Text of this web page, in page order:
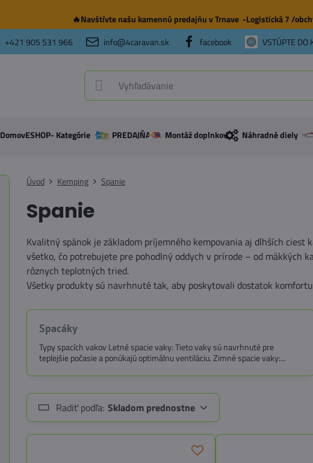
🔥Navštívte našu kamennú predajňuv Trnave -Logistická 7 /
+421 905 531 966 info@4caravan.sk facebook VSTÚPTE DO
DomovESHOP- Kategórie PREDAJŇA Montáž doplnkov Náhradné diely
Úvod Kemping Spanie
Spanie
Kvalitný spánok je základom príjemného kempovania aj dlhších
všetko, čo potrebujete pre pohodlný oddych v prírode – od mäkkých
rôznych teplotných tried.
Všetky produkty sú navrhnuté tak, aby poskytovali dostatok
Spacáky
Typy spacích vakov Letné spacie vaky: Tieto vaky sú navrhnuté pre
teplejšie počasie a ponúkajú optimálnu ventiláciu. Zimné spacie vaky:...
Radiť podľa: Skladom prednostne